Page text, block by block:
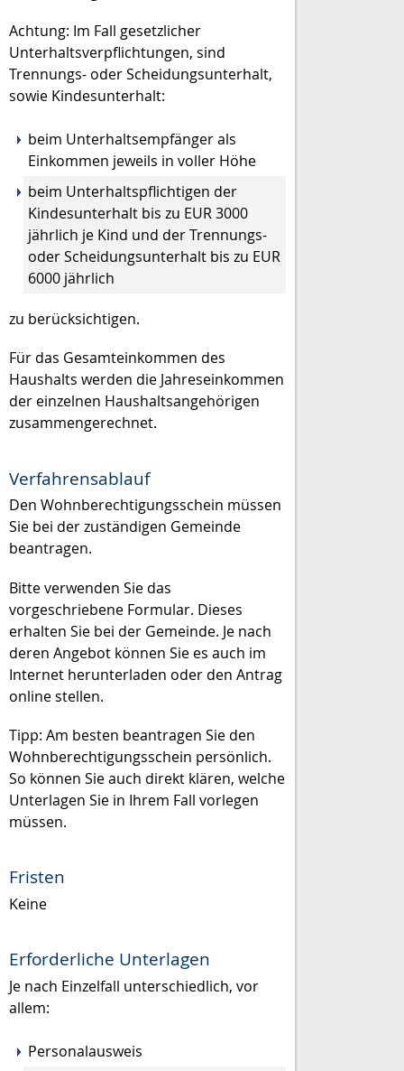
Achtung: Im Fall gesetzlicher
Unterhaltsverpflichtungen, sind
Trennungs- oder Scheidungsunterhalt,
sowie Kindesunterhalt:
beim Unterhaltsempfänger als
Einkommen jeweils in voller Höhe
beim Unterhaltspflichtigen der
Kindesunterhalt bis zu EUR 3000
jährlich je Kind und der Trennungs-
oder Scheidungsunterhalt bis zu EUR
6000 jährlich
zu berücksichtigen.
Für das Gesamteinkommen des
Haushalts werden die Jahreseinkommen
der einzelnen Haushaltsangehörigen
zusammengerechnet.
Verfahrensablauf
Den Wohnberechtigungsschein müssen
Sie bei der zuständigen Gemeinde
beantragen.
Bitteverwenden Sie das
vorgeschriebene Formular. Dieses
erhalten Sie bei der Gemeinde. Je nach
deren Angebot können Sie es auch im
Internet herunterladen oder den Antrag
online stellen.
Tipp: Am besten beantragen Sie den
Wohnberechtigungsschein persönlich.
So können Sie auch direkt klären, welche
Unterlagen Sie in Ihrem Fall vorlegen
müssen.
Fristen
Keine
Erforderliche Unterlagen
Je nach Einzelfall unterschiedlich, vor
allem:
Personalausweis